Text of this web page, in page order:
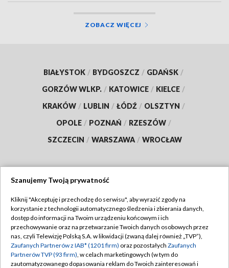
ZOBACZ WIĘCEJ
BIAŁYSTOK / BYDGOSZCZ / GDAŃSK /
GORZÓW WLKP. / KATOWICE / KIELCE /
KRAKÓW / LUBLIN / ŁÓDŹ / OLSZTYN /
OPOLE / POZNAŃ / RZESZÓW /
SZCZECIN / WARSZAWA / WROCŁAW
TVP
Abonament TVP
Emisja w TVP
Centrum informacji TVP
Regulamin TVP
Polityka prywatności
Moje zgody
Szanujemy Twoją prywatność
Kliknij "Akceptuję i przechodzę do serwisu", aby wyrazić zgody na
korzystanie z technologii automatycznego śledzenia i zbierania danych,
dostęp do informacji na Twoim urządzeniu końcowym i ich
przechowywanie oraz na przetwarzanie Twoich danych osobowych przez
nas, czyli Telewizję Polską S.A. w likwidacji (zwaną dalej również „TVP”),
Zaufanych Partnerów z IAB* (1201 firm) oraz pozostałych Zaufanych
Partnerów TVP (93 firm), w celach marketingowych (w tym do
zautomatyzowanego dopasowania reklam do Twoich zainteresowań i